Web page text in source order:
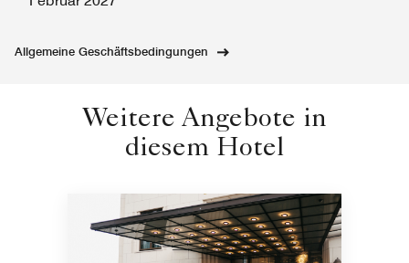
Allgemeine Geschäftsbedingungen
Weitere Angebote in
diesem Hotel